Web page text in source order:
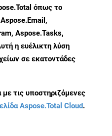
όπως το
Aspose.Tasks,
η ευέλικτη λύση
σε εκατοντάδες
με τις υποστηριζόμενες
Aspose.Total Cloud.